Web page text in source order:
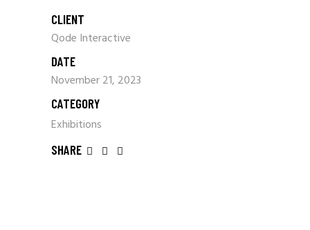
CLIENT
Qode Interactive
DATE
November 21, 2023
CATEGORY
Exhibitions
SHARE